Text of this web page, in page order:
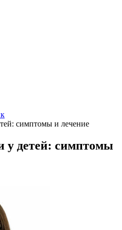
симптомы и лечение
у детей: симптомы